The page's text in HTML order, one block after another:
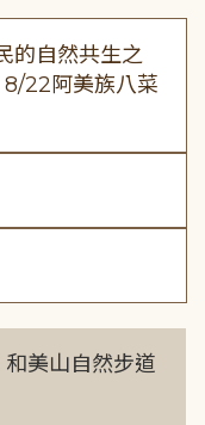
的自然共生之
22阿美族八菜
和美山自然步道